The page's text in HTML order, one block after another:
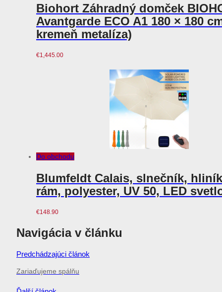
Biohort Záhradný domček
Avantgarde ECO A1 180 × 180
kremeň metalíza)
€1,445.00
Do obchodu
Blumfeldt Calais, slnečník,
rám, polyester, UV 50, LED
€148.90
Navigácia v článku
Predchádzajúci článok
Zariaďujeme spálňu